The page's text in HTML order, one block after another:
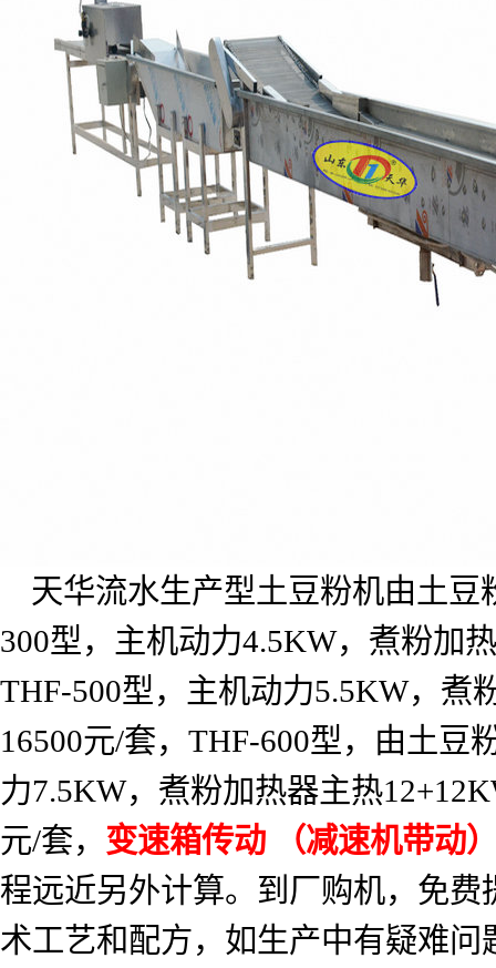
天华流水生产型土豆粉机由土
300型，主机动力4.5KW，煮粉加
THF-500型，主机动力5.5KW，煮
16500元/套， THF-600型，由土豆
力7.5KW，煮粉加热器主热
元/套， 变速箱传动
（减速机带动
程远近另外计算。到厂购机，免
术工艺和配方，如生产中有疑难